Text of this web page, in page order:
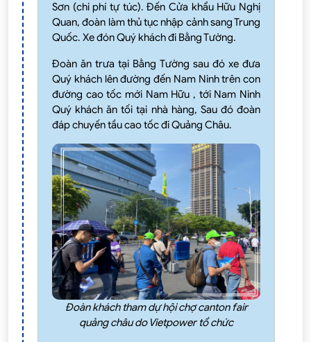
Sơn (chi phí tự túc). Đến Cửa khẩu Hữu Nghị
Quan, đoàn làm thủ tục nhập cảnh sang Trung
Quốc. Xe đón Quý khách đi Bằng Tường.
Đoàn ăn trưa tại Bằng Tường sau đó xe đưa
Quý khách lên đường đến Nam Ninh trên con
đường cao tốc mới Nam Hữu , tới Nam Ninh
Quý khách ăn tối tại nhà hàng, Sau đó đoàn
đáp chuyến tầu cao tốc đi Quảng Châu.
Đoàn khách tham dự hội chợ canton fair
quảng châu do Vietpower tổ chức